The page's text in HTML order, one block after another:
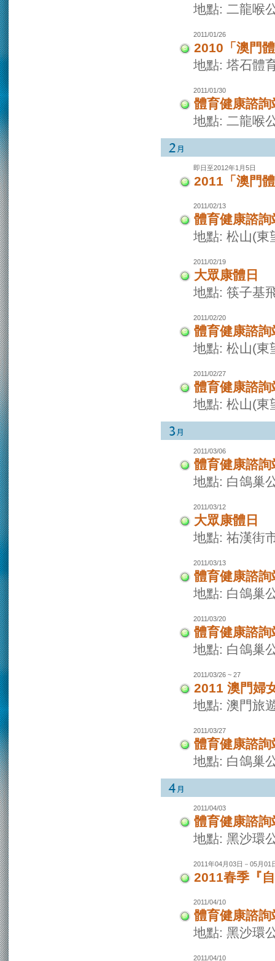
地點: 二龍喉
2011/01/26
2010「澳門
地點: 塔石體
2011/01/30
體育健康諮詢
地點: 二龍喉
即日至2012年1月5日
2011「澳門
2011/02/13
體育健康諮詢
地點: 松山(東
2011/02/19
大眾康體日
地點: 筷子基
2011/02/20
體育健康諮詢
地點: 松山(東
2011/02/27
體育健康諮詢
地點: 松山(東
2011/03/06
體育健康諮詢
地點: 白鴿巢
2011/03/12
大眾康體日
地點: 祐漢街
2011/03/13
體育健康諮詢
地點: 白鴿巢
2011/03/20
體育健康諮詢
地點: 白鴿巢
2011/03/26 ~ 27
2011 澳門婦
地點: 澳門旅
2011/03/27
體育健康諮詢
地點: 白鴿巢
2011/04/03
體育健康諮詢
地點: 黑沙環
2011年04月03日－05月01
2011春季『
2011/04/10
體育健康諮詢
地點: 黑沙環
2011/04/10